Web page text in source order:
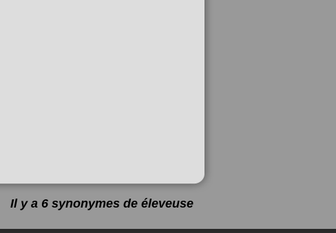
Il y a 6 synonymes de éleveuse